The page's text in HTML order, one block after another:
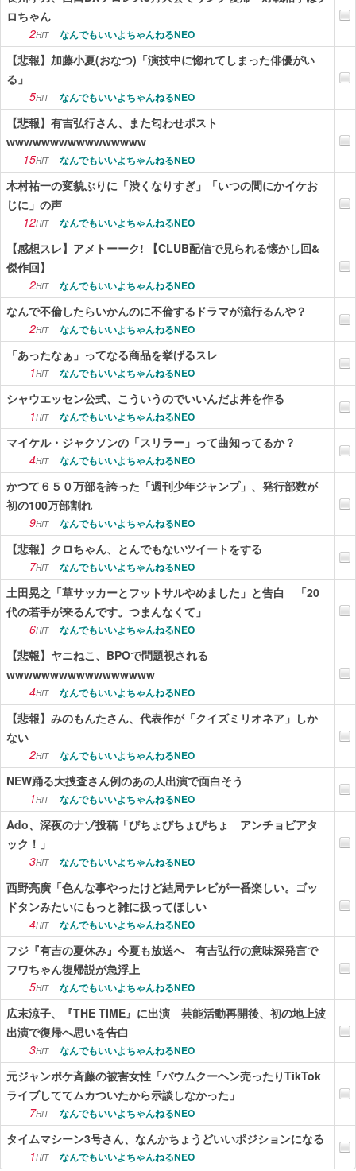
ロちゃん
2HIT なんでもいいよちゃんねるNEO
【悲報】加藤小夏(おなつ)「演技中に惚れてしまった俳優がい
る」
5HIT なんでもいいよちゃんねるNEO
【悲報】有吉弘行さん、また匂わせポスト
wwwwwwwwwwwwwwww
15HIT なんでもいいよちゃんねるNEO
木村祐一の変貌ぶりに「渋くなりすぎ」「いつの間にかイケお
じに」の声
12HIT なんでもいいよちゃんねるNEO
【感想スレ】アメトーーク! 【CLUB配信で見られる懐かし回&
傑作回】
2HIT なんでもいいよちゃんねるNEO
なんで不倫したらいかんのに不倫するドラマが流行るんや？
2HIT なんでもいいよちゃんねるNEO
「あったなぁ」ってなる商品を挙げるスレ
1HIT なんでもいいよちゃんねるNEO
シャウエッセン公式、こういうのでいいんだよ丼を作る
1HIT なんでもいいよちゃんねるNEO
マイケル・ジャクソンの「スリラー」って曲知ってるか？
4HIT なんでもいいよちゃんねるNEO
かつて６５０万部を誇った「週刊少年ジャンプ」、発行部数が
初の100万部割れ
9HIT なんでもいいよちゃんねるNEO
【悲報】クロちゃん、とんでもないツイートをする
7HIT なんでもいいよちゃんねるNEO
土田晃之「草サッカーとフットサルやめました」と告白 「20
代の若手が来るんです。つまんなくて」
6HIT なんでもいいよちゃんねるNEO
【悲報】ヤニねこ、BPOで問題視される
wwwwwwwwwwwwwwwww
4HIT なんでもいいよちゃんねるNEO
【悲報】みのもんたさん、代表作が「クイズミリオネア」しか
ない
2HIT なんでもいいよちゃんねるNEO
NEW踊る大捜査さん例のあの人出演で面白そう
1HIT なんでもいいよちゃんねるNEO
Ado、深夜のナゾ投稿「びちょびちょびちょ アンチョビアタ
ック！」
3HIT なんでもいいよちゃんねるNEO
西野亮廣「色んな事やったけど結局テレビが一番楽しい。ゴッ
ドタンみたいにもっと雑に扱ってほしい
4HIT なんでもいいよちゃんねるNEO
フジ『有吉の夏休み』今夏も放送へ 有吉弘行の意味深発言で
フワちゃん復帰説が急浮上
5HIT なんでもいいよちゃんねるNEO
広末涼子、『THE TIME』に出演 芸能活動再開後、初の地上波
出演で復帰へ思いを告白
3HIT なんでもいいよちゃんねるNEO
元ジャンポケ斉藤の被害女性「バウムクーヘン売ったりTikTok
ライブしててムカついたから示談しなかった」
7HIT なんでもいいよちゃんねるNEO
タイムマシーン3号さん、なんかちょうどいいポジションになる
1HIT なんでもいいよちゃんねるNEO